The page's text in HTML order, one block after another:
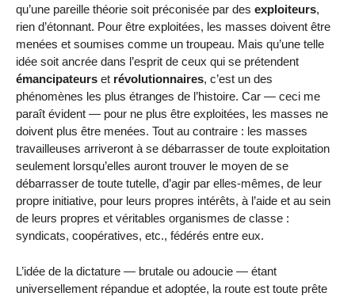
qu’une pareille théorie soit préconisée par des exploiteurs,
rien d’étonnant. Pour être exploitées, les masses doivent être
menées et soumises comme un troupeau. Mais qu’une telle
idée soit ancrée dans l’esprit de ceux qui se prétendent
émancipateurs et révolutionnaires, c’est un des
phénomènes les plus étranges de l’histoire. Car — ceci me
paraît évident — pour ne plus être exploitées, les masses ne
doivent plus être menées. Tout au contraire : les masses
travailleuses arriveront à se débarrasser de toute exploitation
seulement lorsqu’elles auront trouver le moyen de se
débarrasser de toute tutelle, d’agir par elles-mêmes, de leur
propre initiative, pour leurs propres intérêts, à l’aide et au sein
de leurs propres et véritables organismes de classe :
syndicats, coopératives, etc., fédérés entre eux.
L’idée de la dictature — brutale ou adoucie — étant
universellement répandue et adoptée, la route est toute prête